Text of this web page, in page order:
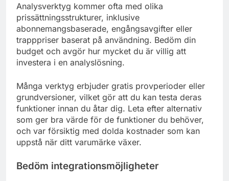
Analysverktyg kommer ofta med olika
prissättningsstrukturer, inklusive
abonnemangsbaserade, engångsavgifter eller
trapppriser baserat på användning. Bedöm din
budget och avgör hur mycket du är villig att
investera i en analyslösning.
Många verktyg erbjuder gratis provperioder eller
grundversioner, vilket gör att du kan testa deras
funktioner innan du åtar dig. Leta efter alternativ
som ger bra värde för de funktioner du behöver,
och var försiktig med dolda kostnader som kan
uppstå när ditt varumärke växer.
Bedöm integrationsmöjligheter